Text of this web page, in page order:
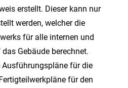
erstellt. Dieser kann nur
werden, welcher die
für alle internen und
Gebäude berechnet.
für die
für den